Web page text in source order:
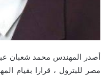
أصدر المهندس محمد شعبان
مصر للبترول ، قرارا بقيام